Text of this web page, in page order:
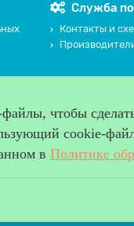
Служба
Контакты и
с 2009года. Все права
чтобы
cookie-
в Политике